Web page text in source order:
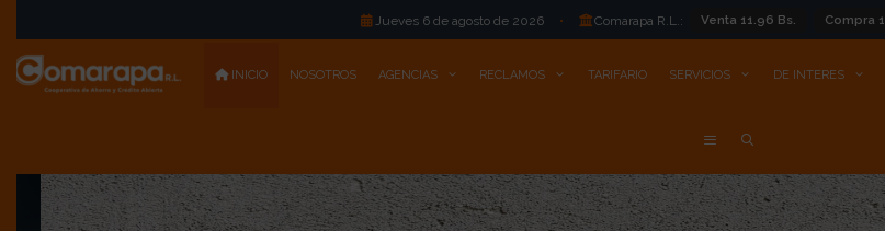
Jueves 6 de agosto de 2026 • Comarapa R.L.: Venta 11.96 Bs. Compra 11.86 Bs. • Oficial BCB:
INICIO NOSOTROS AGENCIAS RECLAMOS TARIFARIO SERVICIOS DE INTERES